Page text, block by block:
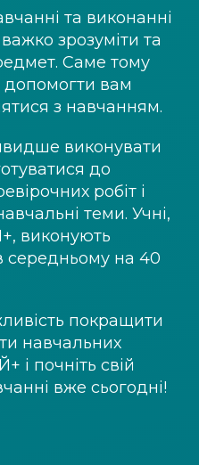
та виконанні
зрозуміти та
Саме тому
вам
з навчанням.
виконувати
до
робіт і
теми. Учні,
, виконують
на 40
покращити
навчальних
і почніть свій
вже сьогодні!